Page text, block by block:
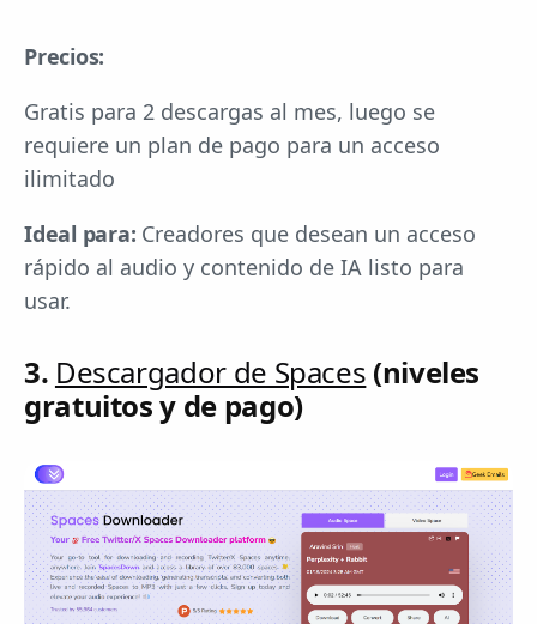
Precios:
Gratis para 2 descargas al mes, luego se
requiere un plan de pago para un acceso
ilimitado
Ideal para: Creadores que desean un acceso
rápido al audio y contenido de IA listo para
usar.
3. Descargador de Spaces (niveles
gratuitos y de pago)